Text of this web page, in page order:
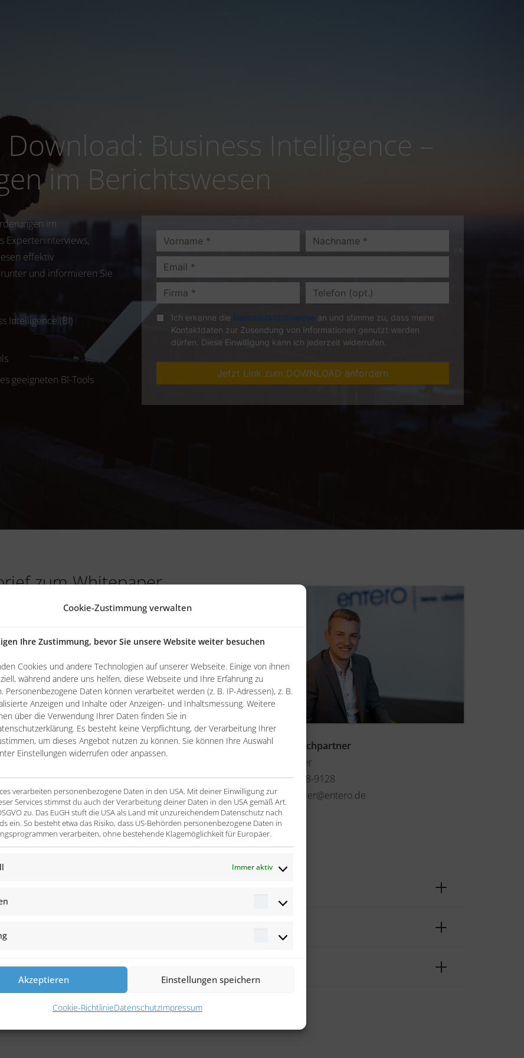
Cookie-Zustimmung verwalten
Ihre Zustimmung, bevor Sie unsere Website weiter besuchen
Cookies und andere Technologien auf unserer Webseite. Einige von ihnen
während andere uns helfen, diese Webseite und Ihre Erfahrung zu
Personenbezogene Daten können verarbeitet werden (z. B. IP-Adressen), z. B.
Anzeigen und Inhalte oder Anzeigen- und Inhaltsmessung. Weitere
über die Verwendung Ihrer Daten finden Sie in
Es besteht keine Verpflichtung, der Verarbeitung Ihrer
um dieses Angebot nutzen zu können. Sie können Ihre Auswahl
Einstellungen widerrufen oder anpassen.
verarbeiten personenbezogene Daten in den USA. Mit deiner Einwilligung zur
Services stimmst du auch der Verarbeitung deiner Daten in den USA gemäß Art.
zu. Das EuGH stuft die USA als Land mit unzureichendem Datenschutz nach
ein. So besteht etwa das Risiko, dass US-Behörden personenbezogene Daten in
verarbeiten, ohne bestehende Klagemöglichkeit für Europäer.
Immer aktiv
Statistiken
Marketing
Akzeptieren Einstellungen speichern
Cookie-RichtlinieDatenschutzImpressum
Business Intelligence –
im Berichtswesen
im
Experteninterviews,
effektiv
und informieren Sie
Intelligence (BI)
geeigneten BI-Tools
zum Whitepaper
Reporting Herausforderungen im
Business Intelligence Tools und einer 6-
für Ihren Geschäftsalltag. Wir wünschen Ihnen viel
Auswahlkriterien
Ihr Ansprechpartner
Jonas Stähler
+49 170 858-9128
jonas.staehler@entero.de